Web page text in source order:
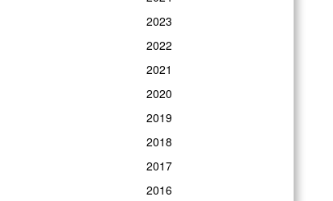
2023
2022
2021
2020
2019
2018
2017
2016